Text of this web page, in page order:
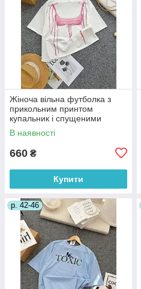
Жіноча вільна футболка з
прикольним принтом
купальник і спущеними
плечима (р. 42-46) 81171350
В наявності
660 ₴
Купити
р. 42-46